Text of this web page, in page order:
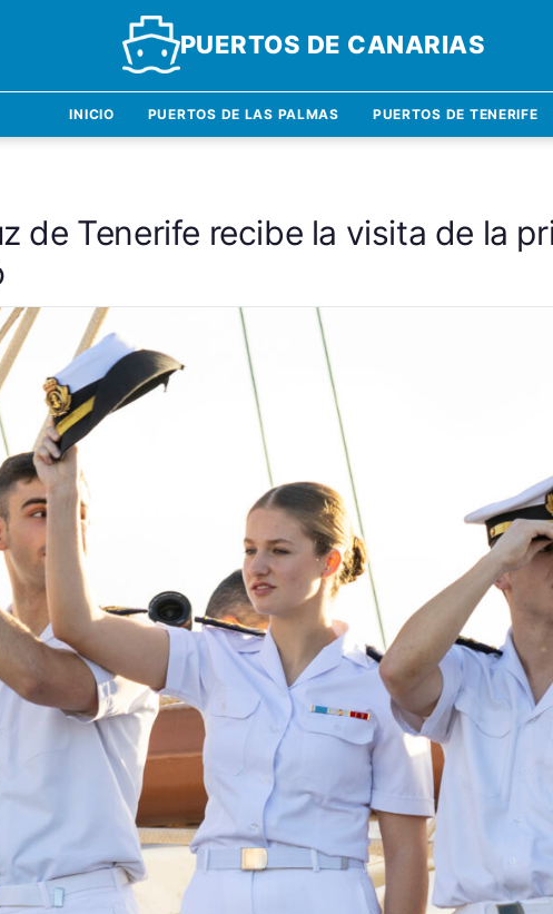
PUERTOS DE CANARIAS
INICIO PUERTOS DE LAS PALMAS PUERTOS DE TENERIFE
de Tenerife recibe la visita de la